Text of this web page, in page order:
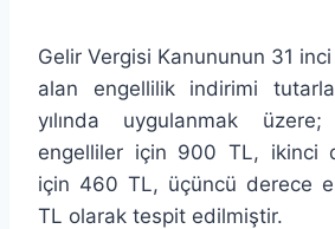
Gelir Vergisi Kanununun 31
alan engellilik indirimi
yılında uygulanmak
engelliler için 900 TL, ikinci
için 460 TL, üçüncü derece
TL olarak tespit edilmiştir.